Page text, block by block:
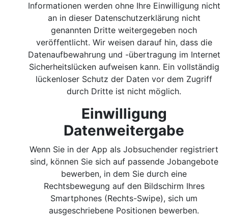
Informationen werden ohne Ihre Einwilligung nicht
an in dieser Datenschutzerklärung nicht
genannten Dritte weitergegeben noch
veröffentlicht. Wir weisen darauf hin, dass die
Datenaufbewahrung und -übertragung im Internet
Sicherheitslücken aufweisen kann. Ein vollständig
lückenloser Schutz der Daten vor dem Zugriff
durch Dritte ist nicht möglich.
Einwilligung
Datenweitergabe
Wenn Sie in der App als Jobsuchender registriert
sind, können Sie sich auf passende Jobangebote
bewerben, in dem Sie durch eine
Rechtsbewegung auf den Bildschirm Ihres
Smartphones (Rechts-Swipe), sich um
ausgeschriebene Positionen bewerben.